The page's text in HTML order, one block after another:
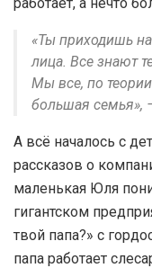
«Ты приходишь
лица. Все знают
Мы все, по
большая семья»,
А всё началось с
рассказов о
маленькая Юля
гигантском
твой папа?» с
папа работает